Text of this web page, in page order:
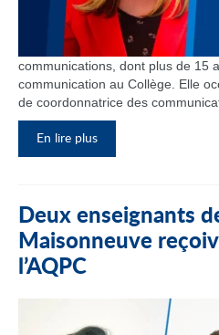
communications, dont plus de 15
communication au Collège. Elle
de coordonnatrice des
En lire plus
Deux enseignants
Maisonneuve
l’AQPC